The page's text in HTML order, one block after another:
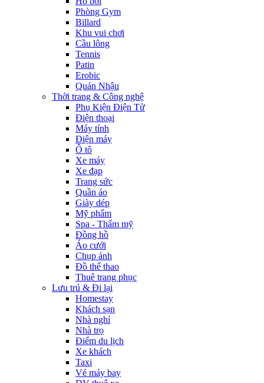
Phòng Gym
Billard
Khu vui chơi
Cầu lông
Tennis
Patin
Erobic
Quán Nhậu
Thời trang & Công nghệ
Phụ Kiện Điện Tử
Điện thoại
Máy tính
Điện máy
Ô tô
Xe máy
Xe đạp
Trang sức
Quần áo
Giày dép
Mỹ phẩm
Spa - Thẩm mỹ
Đồng hồ
Áo cưới
Chụp ảnh
Đồ thể thao
Thuê trang phục
Lưu trú & Đi lại
Homestay
Khách sạn
Nhà nghỉ
Nhà trọ
Điểm du lịch
Xe khách
Taxi
Vé máy bay